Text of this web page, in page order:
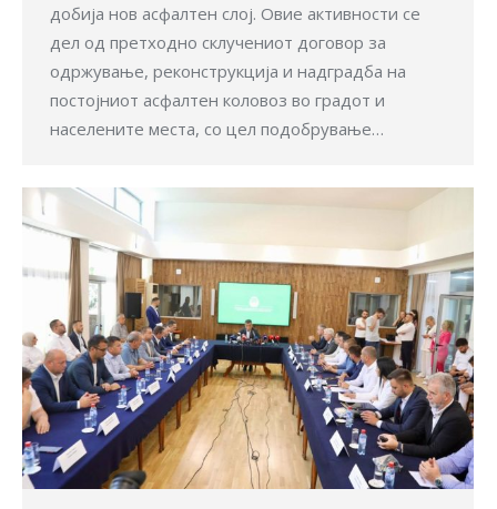
добија нов асфалтен слој. Овие активности се
дел од претходно склучениот договор за
одржување, реконструкција и надградба на
постојниот асфалтен коловоз во градот и
населените места, со цел подобрување…